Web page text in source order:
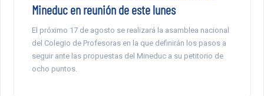
Mineduc en reunión de este lunes
El próximo 17 de agosto se realizará la asamblea nacional
del Colegio de Profesoras en la que definirán los pasos a
seguir ante las propuestas del Mineduc a su petitorio de
ocho puntos.